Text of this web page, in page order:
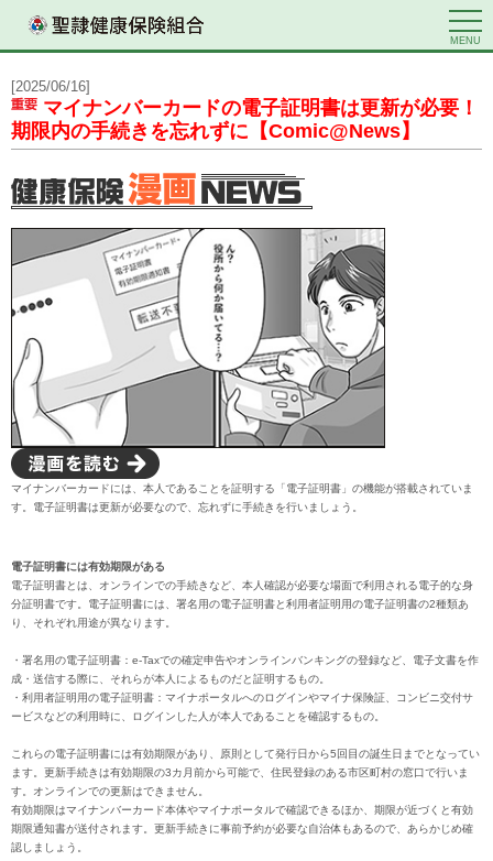
MENU
[2025/06/16]
マイナンバーカードの電子証明書は更新が必要！
期限内の手続きを忘れずに【Comic@News】
マイナンバーカードには、本人であることを証明する「電子証明書」の機能が搭載されていま
す。電子証明書は更新が必要なので、忘れずに手続きを行いましょう。
電子証明書には有効期限がある
電子証明書とは、オンラインでの手続きなど、本人確認が必要な場面で利用される電子的な身
分証明書です。電子証明書には、署名用の電子証明書と利用者証明用の電子証明書の2種類あ
り、それぞれ用途が異なります。
・署名用の電子証明書：e-Taxでの確定申告やオンラインバンキングの登録など、電子文書を作
成・送信する際に、それらが本人によるものだと証明するもの。
・利用者証明用の電子証明書：マイナポータルへのログインやマイナ保険証、コンビニ交付サ
ービスなどの利用時に、ログインした人が本人であることを確認するもの。
これらの電子証明書には有効期限があり、原則として発行日から5回目の誕生日までとなってい
ます。更新手続きは有効期限の3カ月前から可能で、住民登録のある市区町村の窓口で行いま
す。オンラインでの更新はできません。
有効期限はマイナンバーカード本体やマイナポータルで確認できるほか、期限が近づくと有効
期限通知書が送付されます。更新手続きに事前予約が必要な自治体もあるので、あらかじめ確
認しましょう。